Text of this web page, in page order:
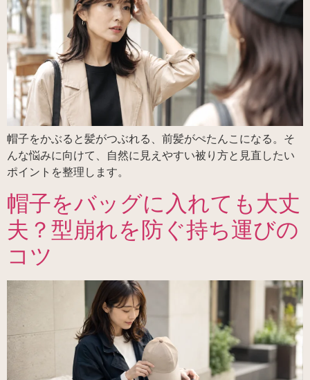
帽子をかぶると髪がつぶれる、前髪がぺたんこになる。そ
んな悩みに向けて、自然に見えやすい被り方と見直したい
ポイントを整理します。
帽子をバッグに入れても大丈
夫？型崩れを防ぐ持ち運びの
コツ